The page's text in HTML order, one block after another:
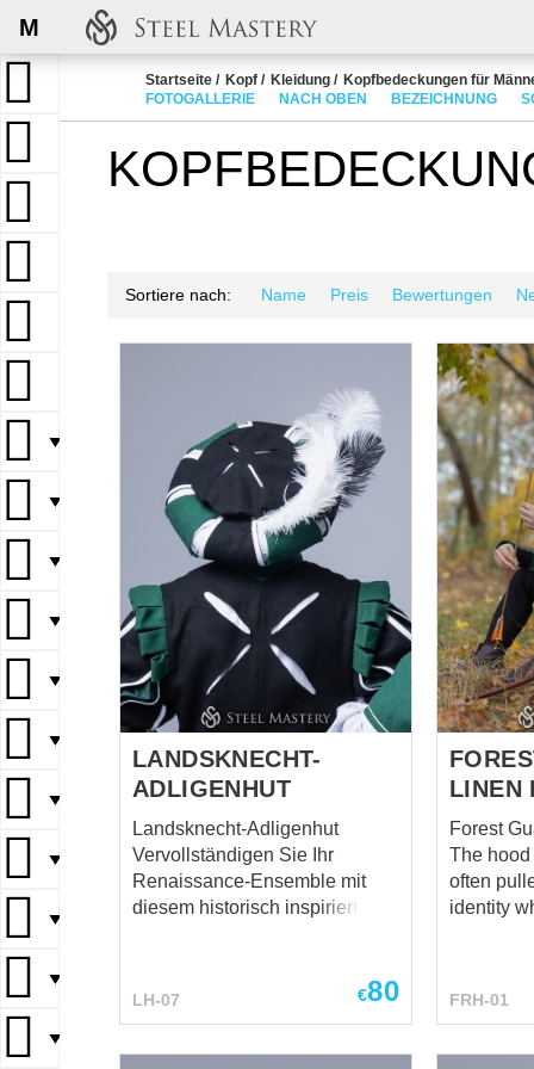
M
▼
▼
▼
▼
▼
▼
▼
▼
▼
▼
▼
Startseite Kopf Kleidung
Kopfbedeckungen für
FOTOGALLERIE
NACH OBEN BEZEICHNUNG
Sortiere nach: Name Preis Bewertungen
LANDSKNECHT-
ADLIGENHUT
Landsknecht-Adligenhut
Vervollständigen Sie Ihr
Renaissance-Ensemble mit
diesem historisch inspirierten
Jahrhunderts, verleiht er Ihrem
Auftritt Ausdruck, Struktur und
LH-07 €80
LINEN
Forest
The
often
identity
FRH-01